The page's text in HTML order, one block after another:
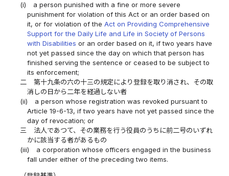
(i)
a person punished with a fine or more severe
punishment for violation of this Act or an order based on
it, or for violation of the Act on Providing Comprehensive
Support for the Daily Life and Life in Society of Persons
with Disabilities or an order based on it, if two years have
not yet passed since the day on which that person has
finished serving the sentence or ceased to be subject to
its enforcement;
二
第十九条の六の十三の規定により登録を取り消され、その取
消しの日から二年を経過しない者
(ii)
a person whose registration was revoked pursuant to
Article 19-6-13, if two years have not yet passed since the
day of revocation; or
三
法人であつて、その業務を行う役員のうちに前二号のいずれ
かに該当する者があるもの
(iii)
a corporation whose officers engaged in the business
fall under either of the preceding two items.